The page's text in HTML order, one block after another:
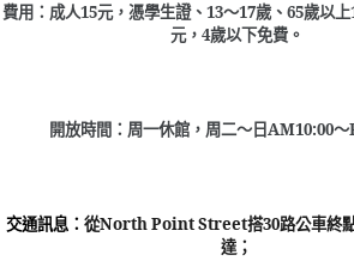
費用：成人15元，憑學生證、 13〜17歲、 65歲以上
元， 4歲以下免費。
開放時間：周一休館，周二〜日AM10:00〜
交通訊息：從North Point Street搭30路公車終
達；